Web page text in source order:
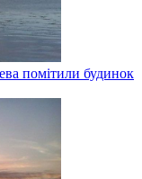
помітили будинок